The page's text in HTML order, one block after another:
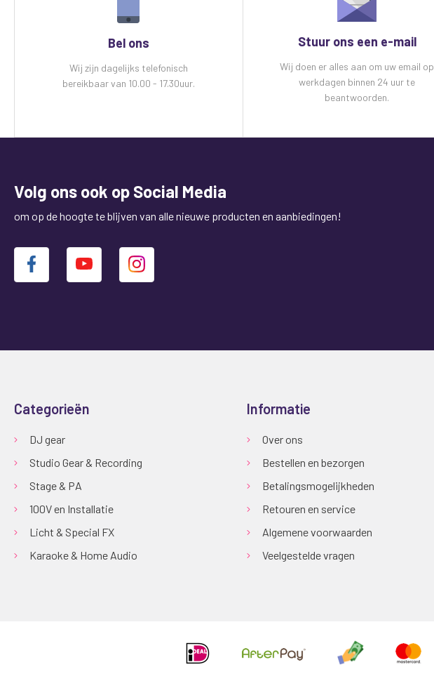
Bel ons
Wij zijn dagelijks telefonisch
bereikbaar van 10.00 - 17.30uur.
Stuur ons een e-mail
Wij doen er alles aan om uw email op
werkdagen binnen 24 uur te
beantwoorden.
Volg ons ook op Social Media
om op de hoogte te blijven van alle nieuwe producten en aanbiedingen!
Categorieën
DJ gear
Studio Gear & Recording
Stage & PA
100V en Installatie
Licht & Special FX
Karaoke & Home Audio
Informatie
Over ons
Bestellen en bezorgen
Betalingsmogelijkheden
Retouren en service
Algemene voorwaarden
Veelgestelde vragen